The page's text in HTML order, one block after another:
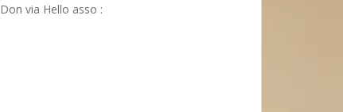
Don via Hello asso :